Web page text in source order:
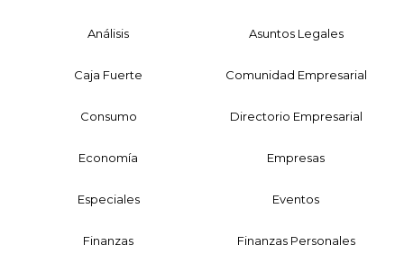
Análisis Asuntos Legales
Caja Fuerte Comunidad Empresarial
Consumo Directorio Empresarial
Economía Empresas
Especiales Eventos
Finanzas Finanzas Personales